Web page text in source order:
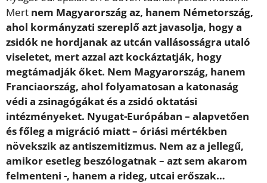
Mert nem Magyarország az, hanem Németország,
ahol kormányzati szereplő azt javasolja, hogy a
zsidók ne hordjanak az utcán vallásosságra utaló
viseletet, mert azzal azt kockáztatják, hogy
megtámadják őket. Nem Magyarország, hanem
Franciaország, ahol folyamatosan a katonaság
védi a zsinagógákat és a zsidó oktatási
intézményeket. Nyugat-Európában – alapvetően
és főleg a migráció miatt – óriási mértékben
növekszik az antiszemitizmus. Nem az a jellegű,
amikor esetleg beszólogatnak – azt sem akarom
felmenteni -, hanem a rideg, utcai erőszak…